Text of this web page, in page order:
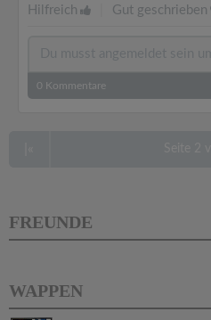
Hilfreich Gut geschrieben
0 Kommentare
FREUNDE
WAPPEN